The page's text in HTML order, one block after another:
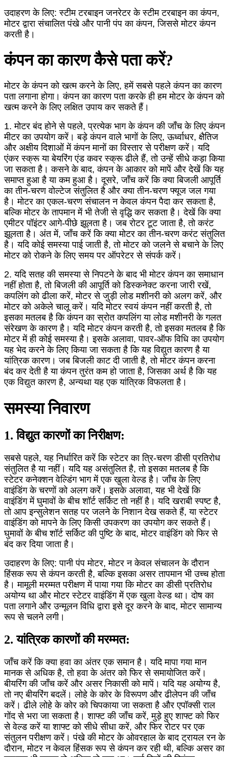
उदाहरण के लिए: स्टीम टरबाइन जनरेटर के स्टीम टरबाइन का कंपन,
मोटर द्वारा संचालित पंखे और पानी पंप का कंपन, जिससे मोटर कंपन
करती है।
कंपन का कारण कैसे पता करें?
मोटर के कंपन को खत्म करने के लिए, हमें सबसे पहले कंपन का कारण
पता लगाना होगा। कंपन का कारण पता करके ही हम मोटर के कंपन को
खत्म करने के लिए लक्षित उपाय कर सकते हैं।
1. मोटर बंद होने से पहले, प्रत्येक भाग के कंपन की जाँच के लिए कंपन
मीटर का उपयोग करें। बड़े कंपन वाले भागों के लिए, ऊर्ध्वाधर, क्षैतिज
और अक्षीय दिशाओं में कंपन मानों का विस्तार से परीक्षण करें। यदि
एंकर स्क्रू या बेयरिंग एंड कवर स्क्रू ढीले हैं, तो उन्हें सीधे कड़ा किया
जा सकता है। कसने के बाद, कंपन के आकार को मापें और देखें कि यह
समाप्त हुआ है या कम हुआ है। दूसरे, जाँच करें कि क्या बिजली आपूर्ति
का तीन-चरण वोल्टेज संतुलित है और क्या तीन-चरण फ्यूज जल गया
है। मोटर का एकल-चरण संचालन न केवल कंपन पैदा कर सकता है,
बल्कि मोटर के तापमान में भी तेजी से वृद्धि कर सकता है। देखें कि क्या
एमीटर पॉइंटर आगे-पीछे झूलता है। जब रोटर टूट जाता है, तो करंट
झूलता है। अंत में, जाँच करें कि क्या मोटर का तीन-चरण करंट संतुलित
है। यदि कोई समस्या पाई जाती है, तो मोटर को जलने से बचाने के लिए
मोटर को रोकने के लिए समय पर ऑपरेटर से संपर्क करें।
2. यदि सतह की समस्या से निपटने के बाद भी मोटर कंपन का समाधान
नहीं होता है, तो बिजली की आपूर्ति को डिस्कनेक्ट करना जारी रखें,
कपलिंग को ढीला करें, मोटर से जुड़ी लोड मशीनरी को अलग करें, और
मोटर को अकेले चालू करें। यदि मोटर स्वयं कंपन नहीं करती है, तो
इसका मतलब है कि कंपन का स्रोत कपलिंग या लोड मशीनरी के गलत
संरेखण के कारण है। यदि मोटर कंपन करती है, तो इसका मतलब है कि
मोटर में ही कोई समस्या है। इसके अलावा, पावर-ऑफ विधि का उपयोग
यह भेद करने के लिए किया जा सकता है कि यह विद्युत कारण है या
यांत्रिक कारण। जब बिजली काट दी जाती है, तो मोटर कंपन करना
बंद कर देती है या कंपन तुरंत कम हो जाता है, जिसका अर्थ है कि यह
एक विद्युत कारण है, अन्यथा यह एक यांत्रिक विफलता है।
समस्या निवारण
1. विद्युत कारणों का निरीक्षण:
सबसे पहले, यह निर्धारित करें कि स्टेटर का त्रि-चरण डीसी प्रतिरोध
संतुलित है या नहीं। यदि यह असंतुलित है, तो इसका मतलब है कि
स्टेटर कनेक्शन वेल्डिंग भाग में एक खुला वेल्ड है। जाँच के लिए
वाइंडिंग के चरणों को अलग करें। इसके अलावा, यह भी देखें कि
वाइंडिंग में घुमावों के बीच शॉर्ट सर्किट तो नहीं है। यदि खराबी स्पष्ट है,
तो आप इन्सुलेशन सतह पर जलने के निशान देख सकते हैं, या स्टेटर
वाइंडिंग को मापने के लिए किसी उपकरण का उपयोग कर सकते हैं।
घुमावों के बीच शॉर्ट सर्किट की पुष्टि के बाद, मोटर वाइंडिंग को फिर से
बंद कर दिया जाता है।
उदाहरण के लिए: पानी पंप मोटर, मोटर न केवल संचालन के दौरान
हिंसक रूप से कंपन करती है, बल्कि इसका असर तापमान भी उच्च होता
है। मामूली मरम्मत परीक्षण में पाया गया कि मोटर का डीसी प्रतिरोध
अयोग्य था और मोटर स्टेटर वाइंडिंग में एक खुला वेल्ड था। दोष का
पता लगाने और उन्मूलन विधि द्वारा इसे दूर करने के बाद, मोटर सामान्य
रूप से चलने लगी।
2. यांत्रिक कारणों की मरम्मत:
जाँच करें कि क्या हवा का अंतर एक समान है। यदि मापा गया मान
मानक से अधिक है, तो हवा के अंतर को फिर से समायोजित करें।
बीयरिंग की जाँच करें और असर निकासी को मापें। यदि यह अयोग्य है,
तो नए बीयरिंग बदलें। लोहे के कोर के विरूपण और ढीलेपन की जाँच
करें। ढीले लोहे के कोर को चिपकाया जा सकता है और एपॉक्सी राल
गोंद से भरा जा सकता है। शाफ्ट की जाँच करें, मुड़े हुए शाफ्ट को फिर
से वेल्ड करें या शाफ्ट को सीधे सीधा करें, और फिर रोटर पर एक
संतुलन परीक्षण करें। पंखे की मोटर के ओवरहाल के बाद ट्रायल रन के
दौरान, मोटर न केवल हिंसक रूप से कंपन कर रही थी, बल्कि असर का